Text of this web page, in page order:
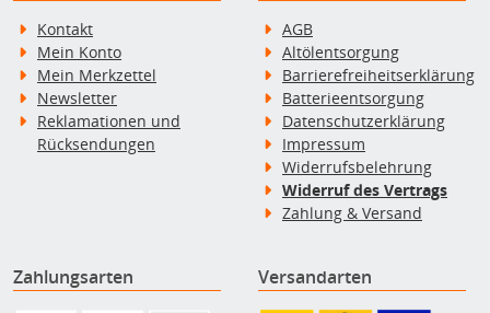
Kontakt
Mein Konto
Mein Merkzettel
Newsletter
Reklamationen und
Rücksendungen
AGB
Altölentsorgung
Barrierefreiheitserklärung
Batterieentsorgung
Datenschutzerklärung
Impressum
Widerrufsbelehrung
Widerruf des Vertrags
Zahlung & Versand
Zahlungsarten Versandarten